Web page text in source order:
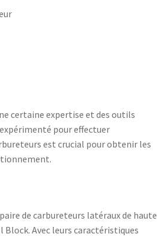
certaine expertise et des outils
pour effectuer
est crucial pour obtenir les
de carbureteurs latéraux de haute
Avec leurs caractéristiques